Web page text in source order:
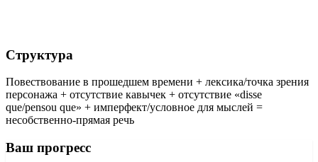
Структура
Повествование в прошедшем времени + лексика/точка зрения
персонажа + отсутствие кавычек + отсутствие «disse
que/pensou que» + имперфект/условное для мыслей =
несобственно-прямая речь
Ваш прогресс